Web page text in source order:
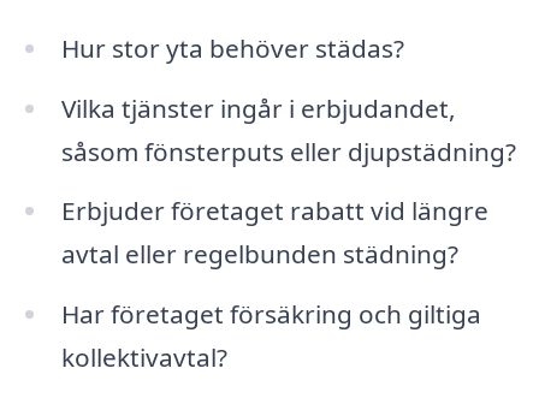
Hur stor yta behöver städas?
Vilka tjänster ingår i erbjudandet,
såsom fönsterputs eller djupstädning?
Erbjuder företaget rabatt vid längre
avtal eller regelbunden städning?
Har företaget försäkring och giltiga
kollektivavtal?